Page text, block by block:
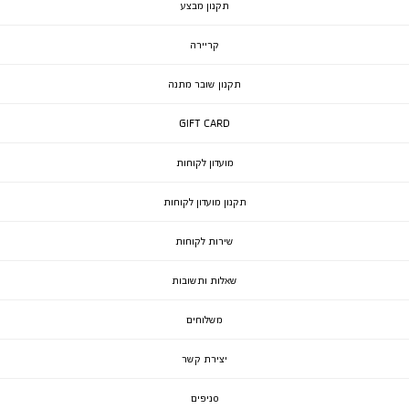
תקנון מבצע
קריירה
תקנון שובר מתנה
GIFT CARD
מועדון לקוחות
תקנון מועדון לקוחות
שירות לקוחות
שאלות ותשובות
משלוחים
יצירת קשר
סניפים